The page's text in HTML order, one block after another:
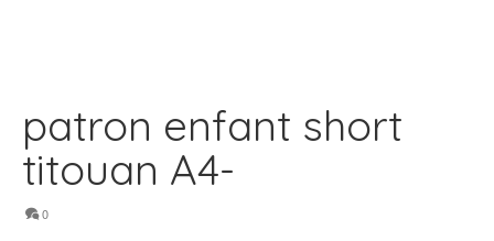
patron enfant short
titouan A4-
0